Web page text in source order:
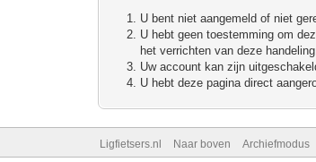
U bent niet aangemeld of niet
U hebt geen toestemming om
het verrichten van deze
Uw account kan zijn
U hebt deze pagina direct
Ligfietsers.nl Naar boven Archiefmodus